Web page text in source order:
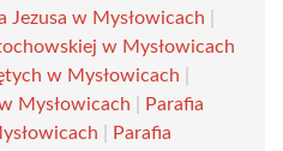
Jezusa w Mysłowicach
w Mysłowicach
w Mysłowicach
Mysłowicach
Parafia
Parafia